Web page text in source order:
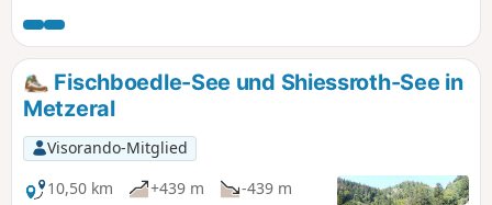
Achtung: Eine Passage kann beeindruckend und
schwindelerregend sein, da sie an einer Bergflanke durch
ein felsiges Gebiet führt, das teilweise aus Kies und
teilweise aus Fels besteht (Handläufe in gutem Zustand
vorhanden). Bei feuchtem Wetter zu vermeiden.
Fischboedle-See und Shiessroth-See in
Metzeral
Visorando-Mitglied
10,50 km
+439 m
-439 m